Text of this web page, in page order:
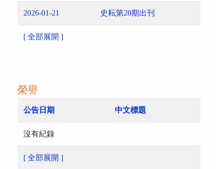
2026-01-21 史耘第20期出刊
[ 全部展開 ]
榮譽
公告日期 中文標題
沒有紀錄
[ 全部展開 ]